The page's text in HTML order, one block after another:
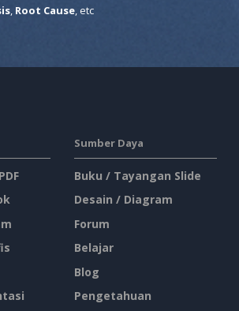
, Root Cause, etc
Sumber Daya
Buku / Tayangan Slide
Desain / Diagram
Forum
Belajar
Blog
Pengetahuan